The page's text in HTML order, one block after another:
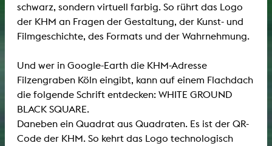
schwarz, sondern virtuell farbig. So rührt das Logo
der KHM an Fragen der Gestaltung, der Kunst- und
Filmgeschichte, des Formats und der Wahrnehmung.
Und wer in Google-Earth die KHM-Adresse
Filzengraben Köln eingibt, kann auf einem Flachdach
die folgende Schrift entdecken: WHITE GROUND
BLACK SQUARE.
Daneben ein Quadrat aus Quadraten. Es ist der QR-
Code der KHM. So kehrt das Logo technologisch